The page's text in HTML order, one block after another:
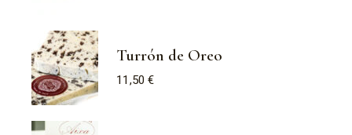
Turrón de Oreo
11,50€